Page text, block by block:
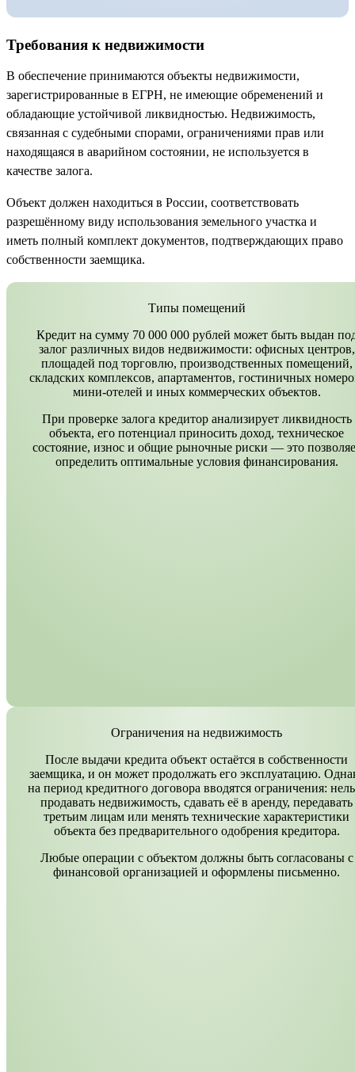
Требования к недвижимости
В обеспечение принимаются объекты недвижимости,
зарегистрированные в ЕГРН, не имеющие обременений и
обладающие устойчивой ликвидностью. Недвижимость,
связанная с судебными спорами, ограничениями прав или
находящаяся в аварийном состоянии, не используется в
качестве залога.
Объект должен находиться в России, соответствовать
разрешённому виду использования земельного участка и
иметь полный комплект документов, подтверждающих право
собственности заемщика.
Типы помещений
Кредит на сумму 70 000 000 рублей может быть выдан
залог различных видов недвижимости: офисных центров,
площадей под торговлю, производственных помещений,
складских комплексов, апартаментов, гостиничных
мини-отелей и иных коммерческих объектов.
При проверке залога кредитор анализирует ликвидность
объекта, его потенциал приносить доход, техническое
состояние, износ и общие рыночные риски — это
определить оптимальные условия финансирования.
Ограничения на недвижимость
После выдачи кредита объект остаётся в собственности
заемщика, и он может продолжать его эксплуатацию.
на период кредитного договора вводятся ограничения:
продавать недвижимость, сдавать её в аренду, передавать
третьим лицам или менять технические характеристики
объекта без предварительного одобрения кредитора.
Любые операции с объектом должны быть согласованы с
финансовой организацией и оформлены письменно.